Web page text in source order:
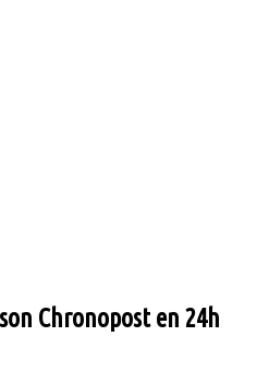
Chronopost en 24h